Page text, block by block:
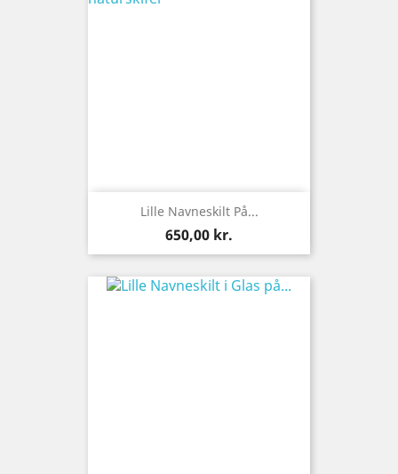
Lille Navneskilt På...
Pris
650,00 kr.